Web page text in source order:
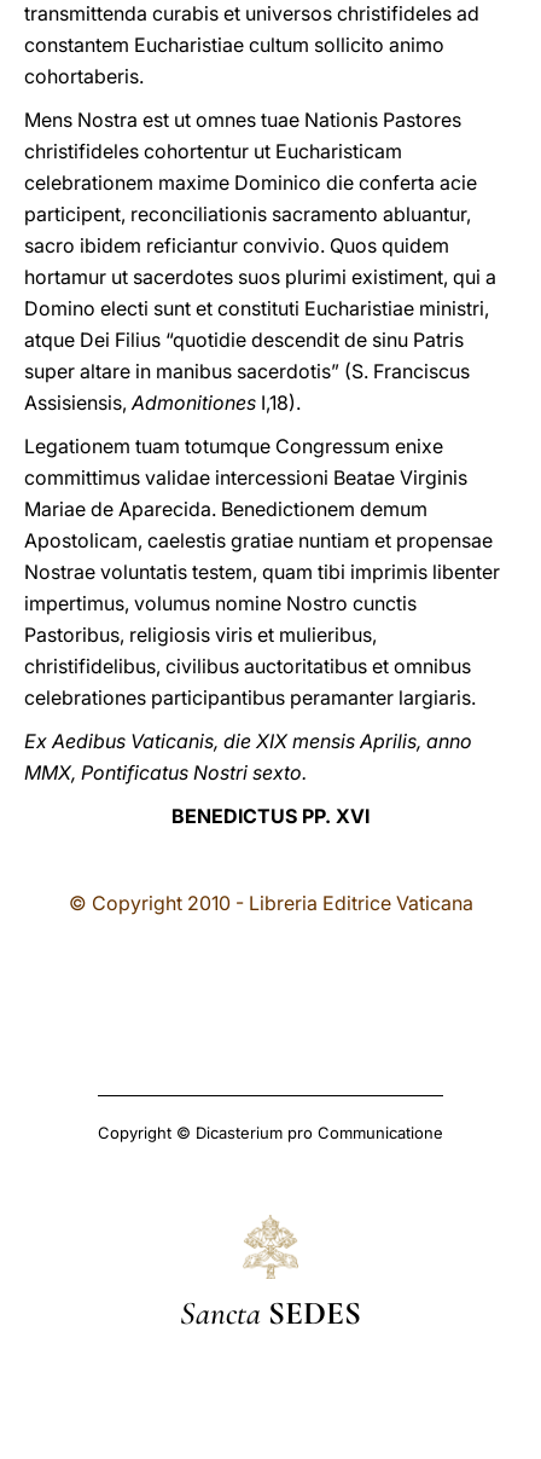
transmittenda curabis et universos christifideles ad
constantem Eucharistiae cultum sollicito animo
cohortaberis.
Mens Nostra est ut omnes tuae Nationis Pastores
christifideles cohortentur ut Eucharisticam
celebrationem maxime Dominico die conferta acie
participent, reconciliationis sacramento abluantur,
sacro ibidem reficiantur convivio. Quos quidem
hortamur ut sacerdotes suos plurimi existiment, qui a
Domino electi sunt et constituti Eucharistiae ministri,
atque Dei Filius “quotidie descendit de sinu Patris
super altare in manibus sacerdotis” (S. Franciscus
Assisiensis, Admonitiones I,18).
Legationem tuam totumque Congressum enixe
committimus validae intercessioni Beatae Virginis
Mariae de Aparecida. Benedictionem demum
Apostolicam, caelestis gratiae nuntiam et propensae
Nostrae voluntatis testem, quam tibi imprimis libenter
impertimus, volumus nomine Nostro cunctis
Pastoribus, religiosis viris et mulieribus,
christifidelibus, civilibus auctoritatibus et omnibus
celebrationes participantibus peramanter largiaris.
Ex Aedibus Vaticanis, die XIX mensis Aprilis, anno
MMX, Pontificatus Nostri sexto.
BENEDICTUS PP. XVI
© Copyright 2010 - Libreria Editrice Vaticana
Copyright © Dicasterium pro Communicatione
Sancta SEDES